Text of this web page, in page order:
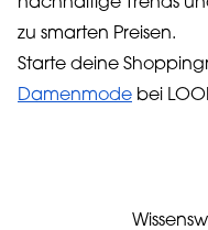
zu smarten Preisen.
Starte deine
Damenmode bei